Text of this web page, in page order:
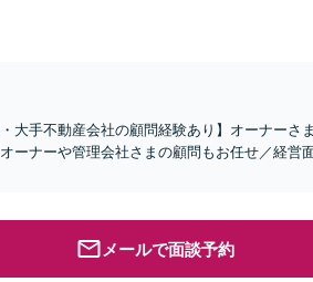
大手不動産会社の顧問経験あり】オーナーさ
ーナーや管理会社さまの顧問もお任せ／経営
メールで面談予約